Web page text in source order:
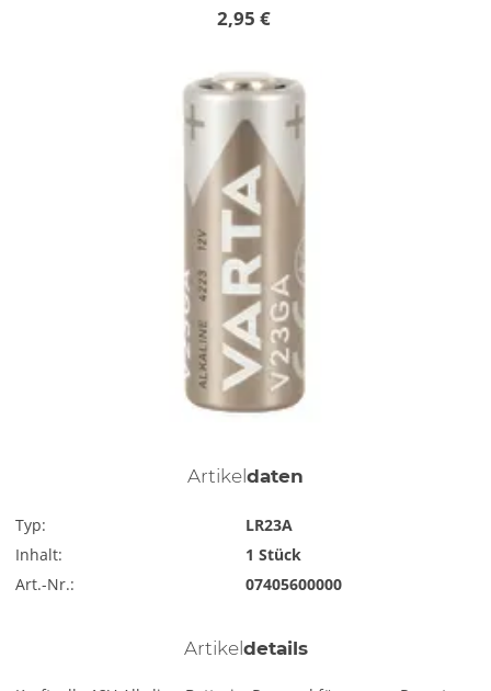
2,95 €
Artikeldaten
Typ:
LR23A
Inhalt:
1 Stück
Art.-Nr.:
07405600000
Artikeldetails